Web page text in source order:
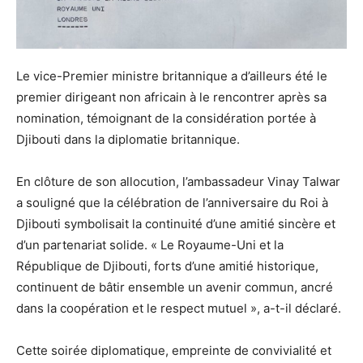
Le vice-Premier ministre britannique a d’ailleurs été le
premier dirigeant non africain à le rencontrer après sa
nomination, témoignant de la considération portée à
Djibouti dans la diplomatie britannique.
En clôture de son allocution, l’ambassadeur Vinay Talwar
a souligné que la célébration de l’anniversaire du Roi à
Djibouti symbolisait la continuité d’une amitié sincère et
d’un partenariat solide. « Le Royaume-Uni et la
République de Djibouti, forts d’une amitié historique,
continuent de bâtir ensemble un avenir commun, ancré
dans la coopération et le respect mutuel », a-t-il déclaré.
Cette soirée diplomatique, empreinte de convivialité et